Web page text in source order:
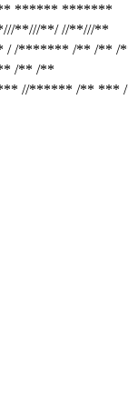
****** *******
**///**/ //**///**
/******* /** /** /
/** /**
//****** /** ***